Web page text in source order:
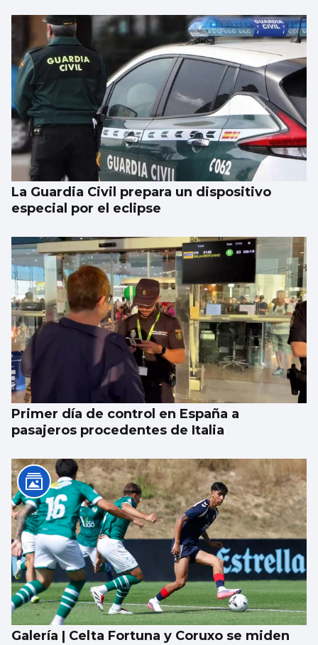
Alberto Barciela
Albariño, mar de vides en la tierra de
prodigios
La Guardia Civil prepara un dispositivo
especial por el eclipse
Primer día de control en España a
pasajeros procedentes de Italia
Galería | Celta Fortuna y Coruxo se miden